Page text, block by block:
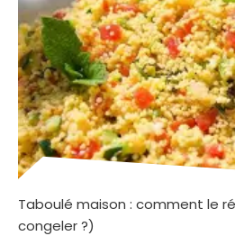
Taboulé maison : comment le
congeler ?)